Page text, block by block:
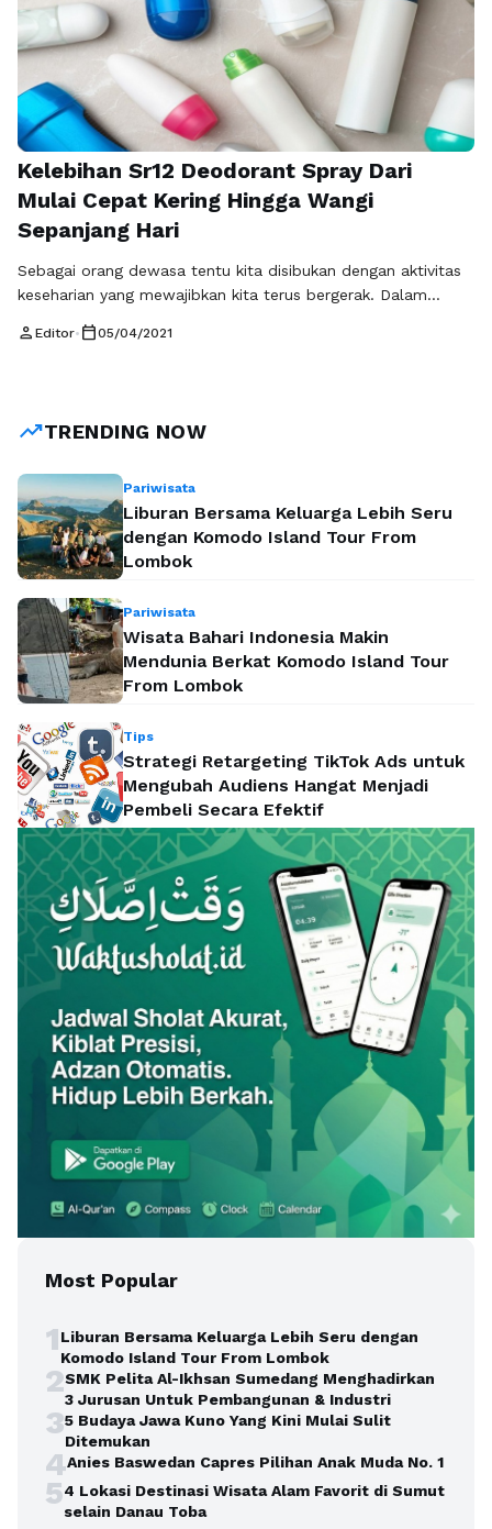
kutek atau nail polish tentu harus … Baca Selengkapnya
Kelebihan Sr12 Deodorant Spray Dari
Mulai Cepat Kering Hingga Wangi
Sepanjang Hari
Sebagai orang dewasa tentu kita disibukan dengan aktivitas
keseharian yang mewajibkan kita terus bergerak. Dalam
mengeluarkan keringat , walaupun tidak banyak tetapi ada
menimbulkan bau yang …
person Editor• calendar_today05/04/2021
trending_upTRENDING NOW
Pariwisata
Liburan Bersama Keluarga Lebih Seru
dengan Komodo Island Tour From
Lombok
Pariwisata
Wisata Bahari Indonesia Makin
Mendunia Berkat Komodo Island Tour
From Lombok
Tips
Strategi Retargeting TikTok Ads untuk
Mengubah Audiens Hangat Menjadi
Pembeli Secara Efektif
Most Popular
1Liburan Bersama Keluarga Lebih Seru dengan
Komodo Island Tour From Lombok
2SMK Pelita Al-Ikhsan Sumedang Menghadirkan
3 Jurusan Untuk Pembangunan & Industri
35 Budaya Jawa Kuno Yang Kini Mulai Sulit
Ditemukan
4Anies Baswedan Capres Pilihan Anak Muda No. 1
54 Lokasi Destinasi Wisata Alam Favorit di Sumut
selain Danau Toba